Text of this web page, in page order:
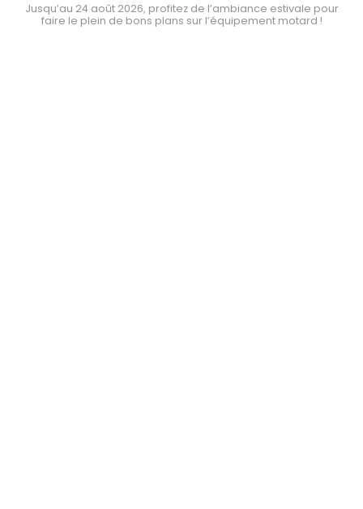
Jusqu’au 24 août 2026, profitez de l’ambiance estivale pour
faire le plein de bons plans sur l’équipement motard !